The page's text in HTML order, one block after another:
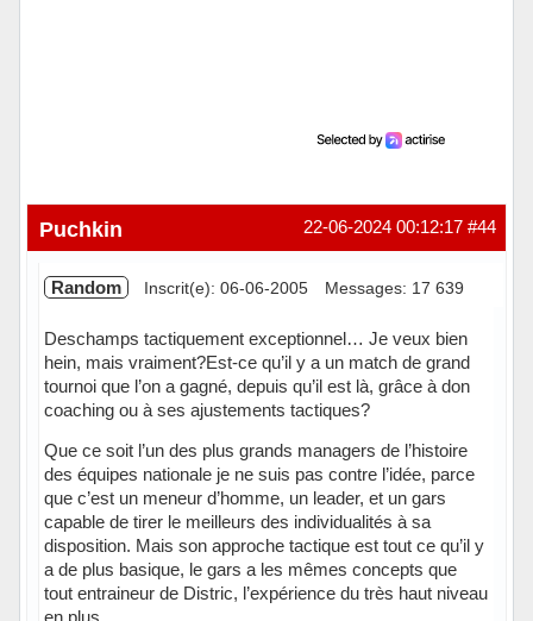
#44
22-06-2024 00:12:17
Puchkin
Random Inscrit(e): 06-06-2005 Messages: 17 639
Deschamps tactiquement exceptionnel… Je veux bien
hein, mais vraiment?Est-ce qu’il y a un match de grand
tournoi que l’on a gagné, depuis qu’il est là, grâce à don
coaching ou à ses ajustements tactiques?
Que ce soit l’un des plus grands managers de l’histoire
des équipes nationale je ne suis pas contre l’idée, parce
que c’est un meneur d’homme, un leader, et un gars
capable de tirer le meilleurs des individualités à sa
disposition. Mais son approche tactique est tout ce qu’il y
a de plus basique, le gars a les mêmes concepts que
tout entraineur de Distric, l’expérience du très haut niveau